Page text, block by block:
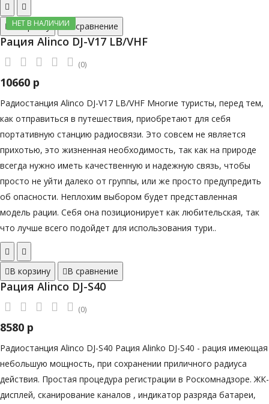
НЕТ В НАЛИЧИИ
В корзину В сравнение
Рация Alinco DJ-V17 LB/VHF
(0)
10660 р
Радиостанция Alinco DJ-V17 LB/VHF Многие туристы, перед тем,
как отправиться в путешествия, приобретают для себя
портативную станцию радиосвязи. Это совсем не является
прихотью, это жизненная необходимость, так как на природе
всегда нужно иметь качественную и надежную связь, чтобы
просто не уйти далеко от группы, или же просто предупредить
об опасности. Неплохим выбором будет представленная
модель рации. Себя она позиционирует как любительская, так
что лучше всего подойдет для использования тури..
В корзину В сравнение
Рация Alinco DJ-S40
(0)
8580 р
Радиостанция Alinco DJ-S40 Рация Alinko DJ-S40 - рация имеющая
небольшую мощность, при сохранении приличного радиуса
действия. Простая процедура регистрации в Роскомнадзоре. ЖК-
дисплей, сканирование каналов , индикатор разряда батареи,